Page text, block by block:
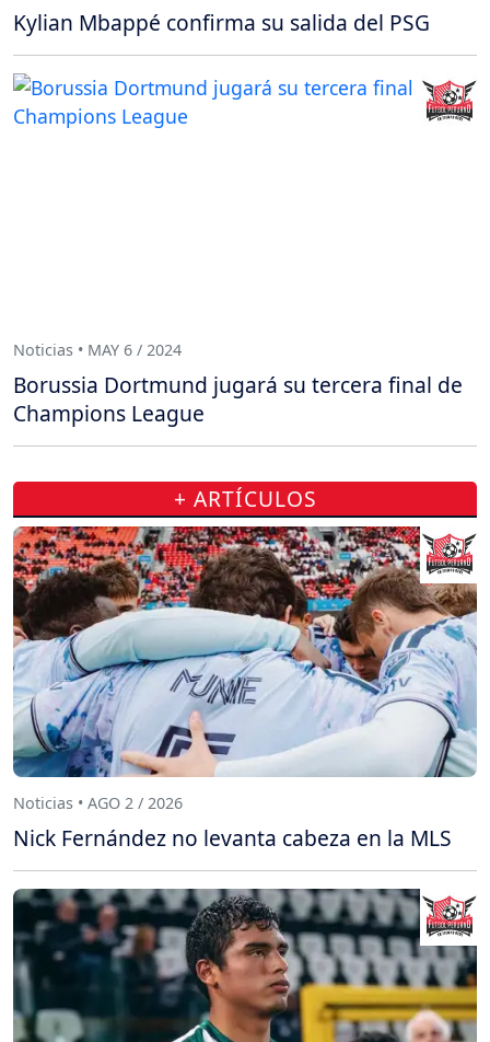
Kylian Mbappé confirma su salida del PSG
Noticias • MAY 6 / 2024
Borussia Dortmund jugará su tercera final de
Champions League
+ ARTÍCULOS
Noticias • AGO 2 / 2026
Nick Fernández no levanta cabeza en la MLS